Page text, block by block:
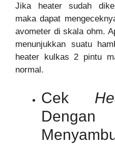
Jika heater sudah
maka dapat
avometer di skala ohm.
menunjukkan suatu
heater kulkas 2 pintu
normal.
Cek
Dengan